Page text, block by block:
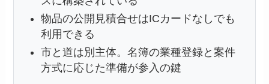
物品の公開見積合せはICカードなしでも
利用できる
市と道は別主体。名簿の業種登録と案件
方式に応じた準備が参入の鍵